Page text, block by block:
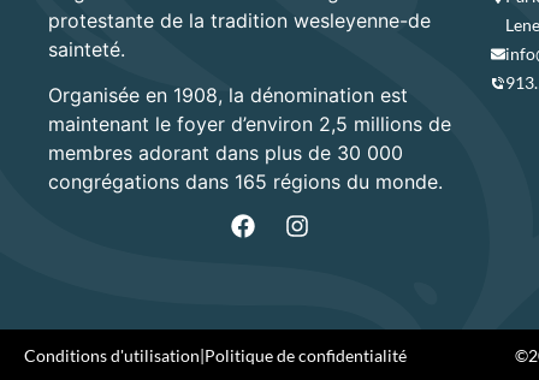
protestante de la tradition wesleyenne-de
sainteté.
Organisée en 1908, la dénomination est
maintenant le foyer d’environ 2,5 millions de
membres adorant dans plus de 30 000
congrégations dans 165 régions du monde.
Conditions d'utilisation|Politique de confidentialité